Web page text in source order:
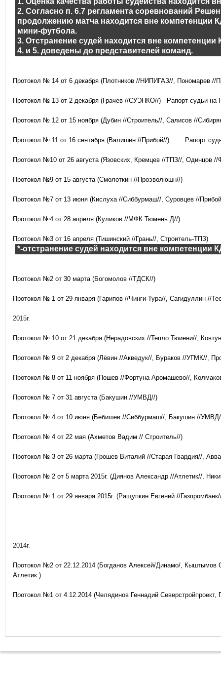
2. Согласно п. 6.7 регламента соревнований
продолжению матча находится вне компетенции
мини-футбола.
3. Отстранение судей находится вне
4. и 5. доведены до представителей команд.
Протокол № 14 от 6 декабря (Плотников //НИПИГАЗ//, Пономарев //
Протокол № 13 от 2 декабря (Грачев //СУЭНКО//) Рапорт судьи на
Протокол № 12 от 15 ноября (Дубин //Строитель//, Салисов //
Протокол № 11 от 16 сентября (Валишин //Прибой//) Рапорт
Протокол №10 от 26 августа (Язовских, Кремцев //ТПЗ//, Одинцов //
Протокол №9 от 15 августа (Смолоткин //Проэволюшн//)
Протокол №7 от 13 июня (Кислуха //Сиббурмаш//, Суровцев //
Протокол №4 от 28 апреля (Куликов //МФК Тюмень Д//)
Протокол №3 от 16 апреля (Тишинский //Грань//, Строитель-ТПЗ)
*-отстранение судей находится вне компетенции
Протокол №2 от 30 марта (Богомолов //ТДСК//)
Протокол № 1 от 29 января (Гарипов //Чинги-Тура//, Сагидуллин
2015г.
Протокол № 10 от 21 декабря (Нерадовских //Тепло Тюиени//,
Протокол № 9 от 2 декабря (Лёвин //Акведук//, Бураков //УГМК//,
Протокол № 8 от 11 ноября (Пошев //Фортуна Аромашево//,
Протокол № 7 от 31 августа (Бакушин //УМВД//)
Протокол № 4 от 10 июня (Бебишев //Сиббурмаш//, Бакушин //
Протокол № 4 от 22 мая (Ахметов Вадим // Строитель//)
Протокол № 3 от 26 марта (Грошев Виталий //Старая Гвардия//,
Протокол № 2 от 5 марта 2015г. (Диянов Александр //Атлетик//,
Протокол № 1 от 29 января 2015г. (Ращупкин Евгений //
2014г.
Протокол №2 от 22.12.2014 (Богданов Алексей/Динамо/,
Атлетик.)
Протокол №1 от 4.12.2014 (Челядинов Геннадий